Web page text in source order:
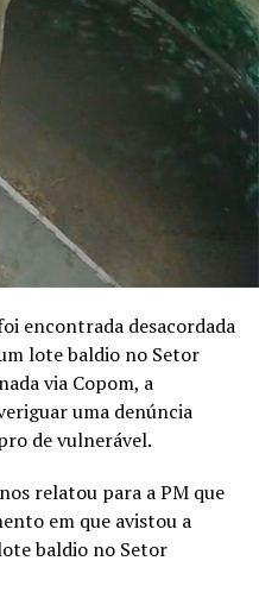
encontrada desacordada
lote baldio no Setor
via Copom, a
uma denúncia
de vulnerável.
relatou para a PM que
em que avistou a
baldio no Setor